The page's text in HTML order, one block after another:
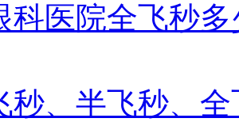
科医院全飞秒
秒、半飞秒、